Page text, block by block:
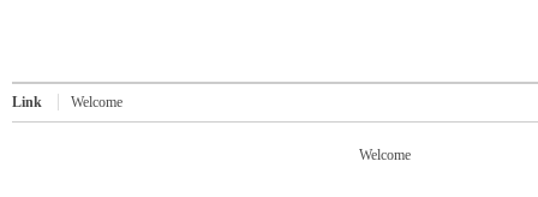
Link Welcome
Welcome